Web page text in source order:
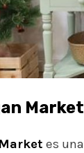
Market
es una